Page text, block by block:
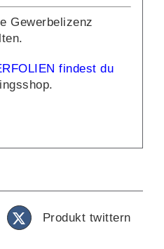
Gewerbelizenz
findest du
Produkt twittern